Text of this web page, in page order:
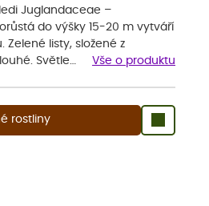
Juglandaceae –
do výšky 15-20 m vytváří
Zelené listy, složené z
Světle…
Vše o produktu
rostliny